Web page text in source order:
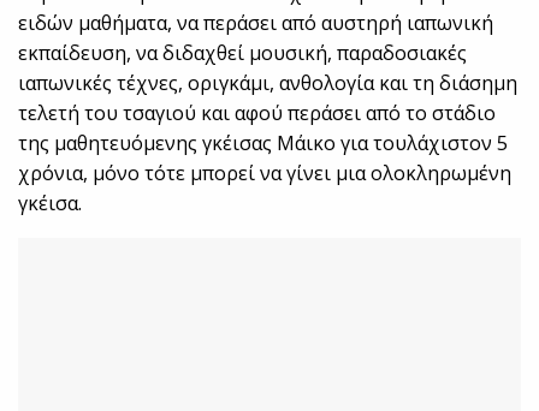
ειδών μαθήματα, να περάσει από αυστηρή ιαπωνική
εκπαίδευση, να διδαχθεί μουσική, παραδοσιακές
ιαπωνικές τέχνες, οριγκάμι, ανθολογία και τη διάσημη
τελετή του τσαγιού και αφού περάσει από το στάδιο
της μαθητευόμενης γκέισας Μάικο για τουλάχιστον 5
χρόνια, μόνο τότε μπορεί να γίνει μια ολοκληρωμένη
γκέισα.